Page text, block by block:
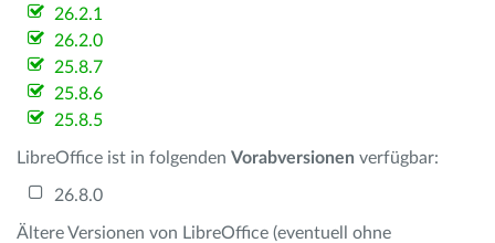
26.2.1
26.2.0
25.8.7
25.8.6
25.8.5
LibreOffice ist in folgenden Vorabversionen verfügbar:
26.8.0
Ältere Versionen von LibreOffice (eventuell ohne